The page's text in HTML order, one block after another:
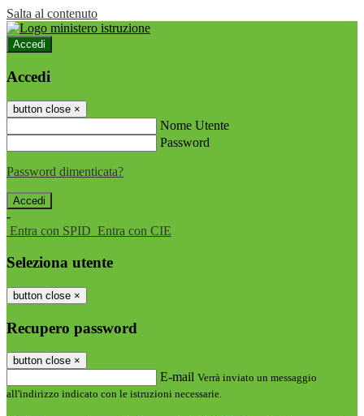
Salta al contenuto
Accedi
Accedi
button close ×
Nome Utente
Password
Password dimenticata?
-
Entra con SPID Entra con CIE
Seleziona utente
button close ×
Recupero password
button close ×
E-mail Verrà inviato un messaggio
all'indirizzo indicato con le istruzioni necessarie.